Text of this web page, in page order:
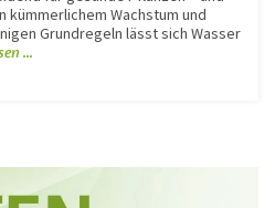
Wachstum und
Grundregeln lässt sich Wasser
...